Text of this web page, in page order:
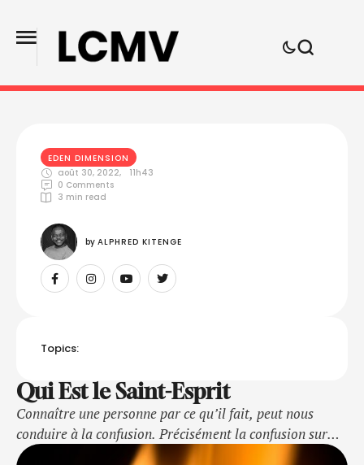
EDEN DIMENSION
août 30, 2022,
11h43
0 Comments
3 min read
by ALPHRED KITENGE
Topics:
Qui Est le Saint-Esprit
Connaître une personne par ce qu’il fait, peut nous
conduire à la confusion. Précisément la confusion sur
l’identité de cette personne. C’est malheureusement le